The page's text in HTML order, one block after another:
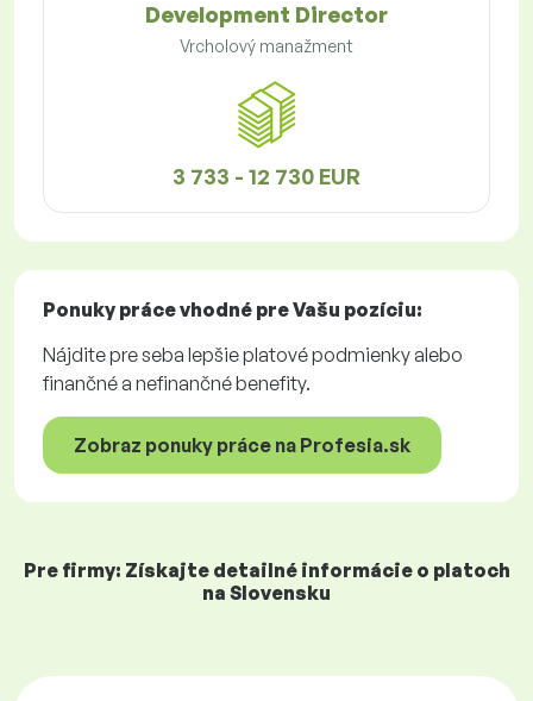
Development Director
Vrcholový manažment
3 733 - 12 730 EUR
Ponuky prácevhodné pre Vašu pozíciu:
Nájdite pre seba lepšie platové podmienky alebo
finančné a nefinančné benefity.
Zobraz ponuky práce na Profesia.sk
Pre firmy: Získajte detailné informácie o platoch
na Slovensku